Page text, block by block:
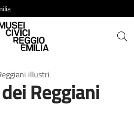
Musei Civici di Reggio Emilia
illustri
Reggiani